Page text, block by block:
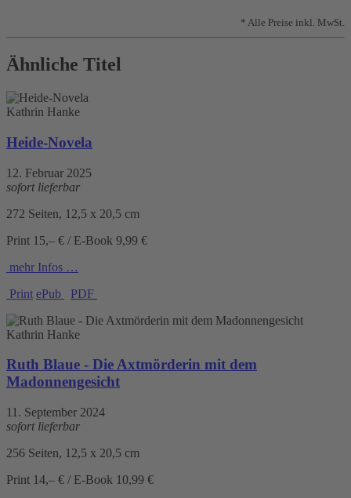
* Alle Preise inkl. MwSt.
Ähnliche Titel
Kathrin Hanke
Heide-Novela
12. Februar 2025
sofort lieferbar
272 Seiten, 12,5 x 20,5 cm
Print 15,– € / E-Book 9,99 €
mehr Infos …
Print ePub PDF
Kathrin Hanke
Ruth Blaue - Die Axtmörderin mit dem
Madonnengesicht
11. September 2024
sofort lieferbar
256 Seiten, 12,5 x 20,5 cm
Print 14,– € / E-Book 10,99 €